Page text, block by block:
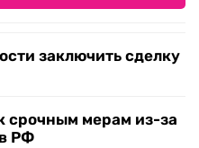
заключить сделку
срочным мерам из-за
РФ